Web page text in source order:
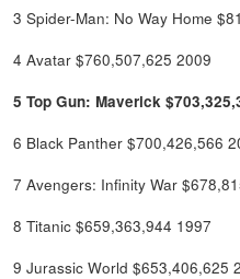
3 Spider-Man: No Way Home
4 Avatar $760,507,625 2009
5 Top Gun: Maverick
6 Black Panther $700,426,566
7 Avengers: Infinity War
8 Titanic $659,363,944 1997
9 Jurassic World $653,406,625